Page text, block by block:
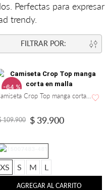
Perfectas para expresar
trendy.
-64 %
109.900 $ 39.900
XS S M L
AGREGAR AL CARRITO